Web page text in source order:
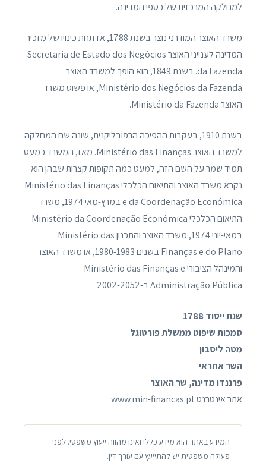
למחלקה המרכזית של כספי המדינה.
משרד האוצר המודרני נוצר בשנת 1788, אז תחת כינויו של מזכיר
המדינה לענייני האוצר Secretaria de Estado dos Negócios
da Fazenda. בשנת 1849, הוא הופך למשרד האוצר
Ministério dos Negócios da Fazenda, או פשוט משרד
האוצר Ministério da Fazenda.
בשנת 1910, בעקבות ההפיכה הרפובליקנית, שונה שם המחלקה
למשרד האוצר Ministério das Finanças. מאז, המשרד כמעט
תמיד שמר על השם הזה, למעט כמה תקופות קצרות שבהן הוא
נקרא משרד האוצר והתיאום הכלכלי Ministério das Finanças
e da Coordenação Económica במרץ-מאי 1974, משרד
התיאום הכלכלי Ministério da Coordenação Económica
במאי-יוני 1974, משרד האוצר והתכנון Ministério das
Finanças e do Plano בשנים 1980-1983, או משרד האוצר
והמינהל הציבורי Ministério das Finanças e
Administração Pública ב-2002-2052.
שנת ייסוד 1788
סמכות שיפוט ממשלת פורטוגל
מטה ליסבון
השר אחראי
פרננדו מדינה, שר האוצר
אתר אינטרנט www.min-financas.pt
המידע באתר הוא מידע כללי ואינו מהווה ייעוץ משפטי. לפני
פעולה משפטית יש להתייעץ עם עורך דין.